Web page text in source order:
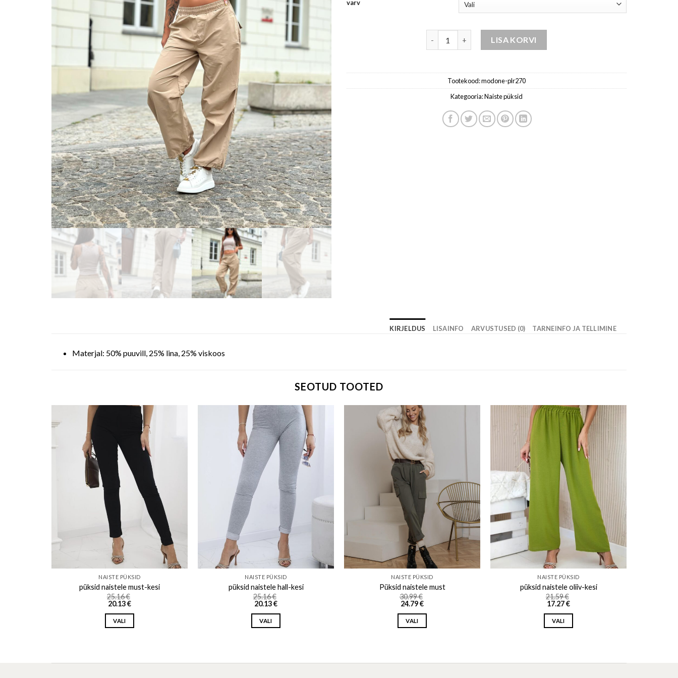
varv
LISA KORVI
Tootekood:modone-plr270
Kategooria:Naiste püksid
KIRJELDUS LISAINFO ARVUSTUSED (0) TARNEINFO JA TELLIMINE
Materjal: 50% puuvill, 25% lina, 25% viskoos
SEOTUD TOOTED
Add to wishlist
NAISTE PÜKSID
püksid naistele must-kesi
25.16€
20.13€
VALI
Add to wishlist
NAISTE PÜKSID
püksid naistele hall-kesi
25.16€
20.13€
VALI
Add to wishlist
NAISTE PÜKSID
Püksid naistele must
30.99€
24.79€
VALI
Add to wishlist
NAISTE PÜKSID
püksid naistele oliiv-kesi
21.59€
17.27€
VALI